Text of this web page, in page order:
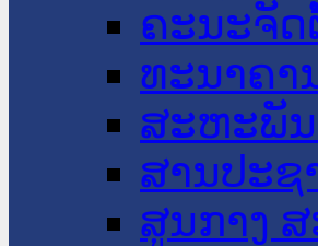
ຄະນະຈັດ
ທະນາຄາ
ສະຫະພັນ
ສານປະຊ
ສູນກາງ